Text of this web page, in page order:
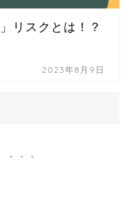
リスクとは！？
2023年8月9日